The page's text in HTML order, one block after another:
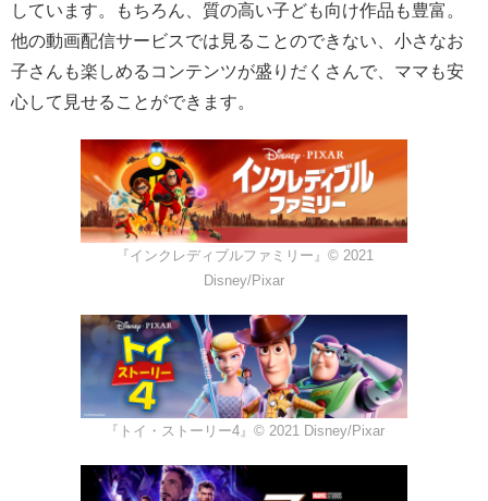
しています。もちろん、質の高い子ども向け作品も豊富。
他の動画配信サービスでは見ることのできない、小さなお
子さんも楽しめるコンテンツが盛りだくさんで、ママも安
心して見せることができます。
『インクレディブルファミリー』© 2021
Disney/Pixar
『トイ・ストーリー4』© 2021 Disney/Pixar